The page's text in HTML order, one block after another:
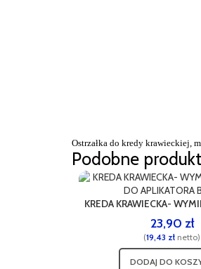
Ostrzałka do kredy krawieckiej,
Podobne
KREDA KRAWIECKA-
DO APLIKATORA
23,90 zł
(19,43 zł netto)
DODAJ DO